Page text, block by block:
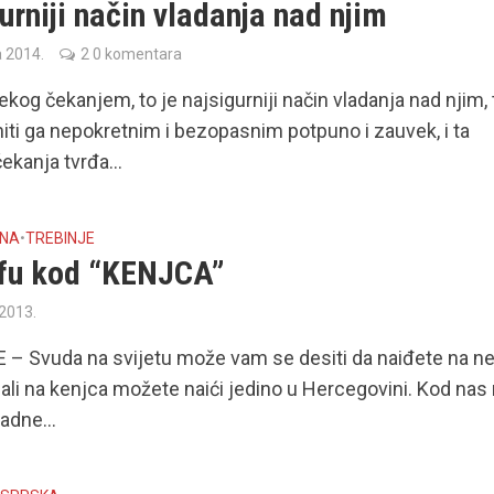
način vladanja nad njim
2014. 2 0 komentara
čekanjem, to je najsigurniji način vladanja nad njim,
ga nepokretnim i bezopasnim potpuno i zauvek, i ta
tvrđa...
•TREBINJE
kod “KENJCA”
– Svuda na svijetu može vam se desiti da naiđete na
na kenjca možete naići jedino u Hercegovini. Kod nas